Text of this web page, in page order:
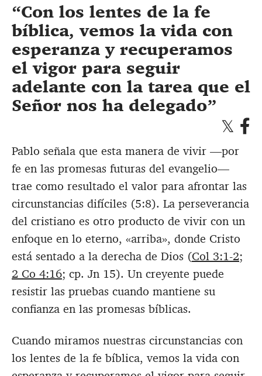
Con los lentes de la fe
bíblica, vemos la vida con
esperanza y recuperamos
el vigor para seguir
adelante con la tarea que el
Señor nos ha delegado
Pablo señala que esta manera de vivir —por
fe en las promesas futuras del evangelio—
trae como resultado el valor para afrontar las
circunstancias difíciles (5:8). La perseverancia
del cristiano es otro producto de vivir con un
enfoque en lo eterno, «arriba», donde Cristo
está sentado a la derecha de Dios (Col 3:1-2;
2 Co 4:16; cp. Jn 15). Un creyente puede
resistir las pruebas cuando mantiene su
confianza en las promesas bíblicas.
Cuando miramos nuestras circunstancias con
los lentes de la fe bíblica, vemos la vida con